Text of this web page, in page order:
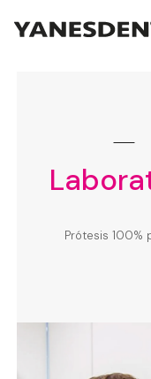
⸺
Prótesis 100%